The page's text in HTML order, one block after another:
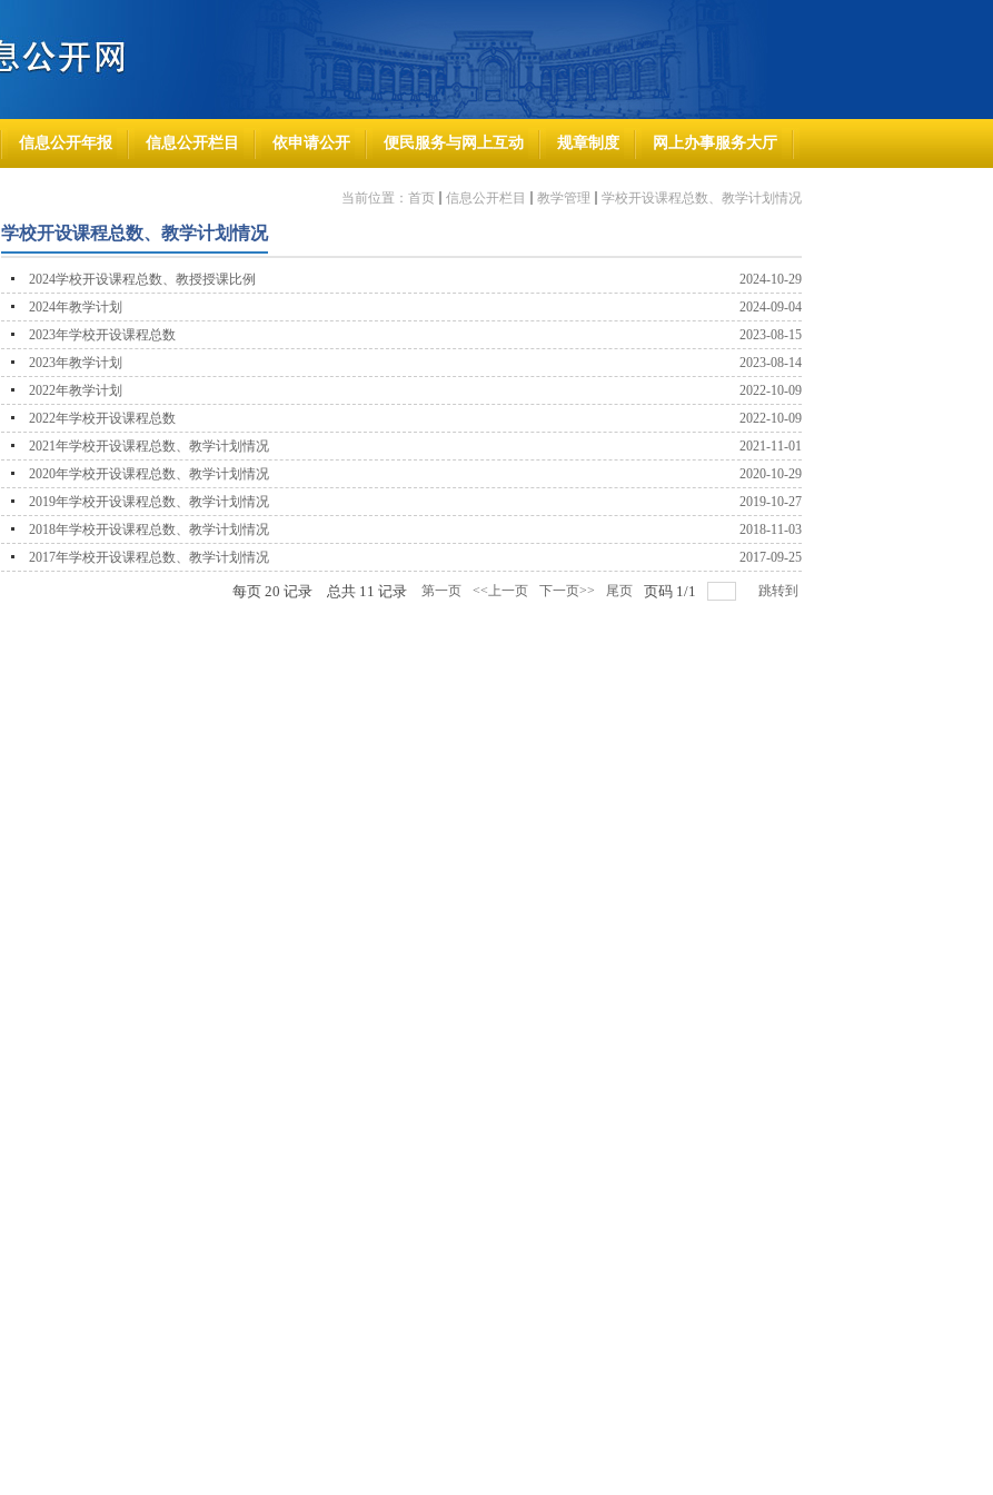
信息公开年报 信息公开栏目 依申请公开 便民服务与网上互动 规章制度 网上办事服务大厅
当前位置： 首页 信息公开栏目 教学管理 学校开设课程总数、教学计划情况
学校开设课程总数、教学计划情况
2024学校开设课程总数、教授授课比例
2024-10-29
2024年教学计划
2024-09-04
2023年学校开设课程总数
2023-08-15
2023年教学计划
2023-08-14
2022年教学计划
2022-10-09
2022年学校开设课程总数
2022-10-09
2021年学校开设课程总数、教学计划情况
2021-11-01
2020年学校开设课程总数、教学计划情况
2020-10-29
2019年学校开设课程总数、教学计划情况
2019-10-27
2018年学校开设课程总数、教学计划情况
2018-11-03
2017年学校开设课程总数、教学计划情况
2017-09-25
每页 20 记录 总共 11 记录 第一页 <<上一页 下一页>> 尾页 页码 1/1 跳转到